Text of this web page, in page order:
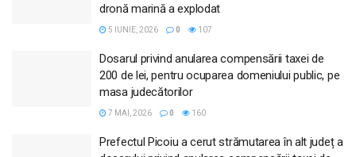
dronă marină a explodat
5 IUNIE, 2026 0 107
Dosarul privind anularea compensării taxei de
200 de lei, pentru ocuparea domeniului public, pe
masa judecătorilor
7 MAI, 2026 0 160
Prefectul Picoiu a cerut strămutarea în alt județ a